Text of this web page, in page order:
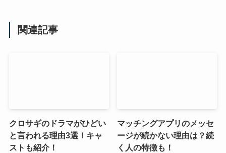
関連記事
クロサギのドラマがひどい
と言われる理由3選！キャ
ストも紹介！
マッチングアプリのメッセ
ージが続かない理由は？続
く人の特徴も！